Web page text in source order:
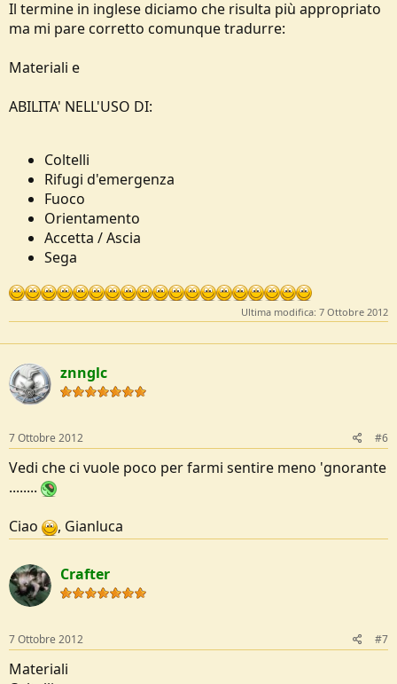
forse, dico forse, mi sarei sentito meno 'gnorante ...... di poco poco
..... giusto un filino di meno
Ciao e buon divertimento, Gianluca
Il termine in inglese diciamo che risulta più appropriato
ma mi pare corretto comunque tradurre:
Materiali e
ABILITA' NELL'USO DI:
Coltelli
Rifugi d'emergenza
Fuoco
Orientamento
Accetta / Ascia
Sega
Ultima modifica: 7 Ottobre 2012
znnglc
7 Ottobre 2012 #6
Vedi che ci vuole poco per farmi sentire meno 'gnorante
........
Ciao
, Gianluca
Crafter
7 Ottobre 2012 #7
Materiali